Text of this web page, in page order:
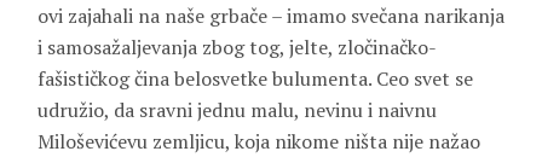
ovi zajahali na naše grbače – imamo svečana narikanja
i samosažaljevanja zbog tog, jelte, zločinačko-
fašističkog čina belosvetke bulumenta. Ceo svet se
udružio, da sravni jednu malu, nevinu i naivnu
Miloševićevu zemljicu, koja nikome ništa nije nažao